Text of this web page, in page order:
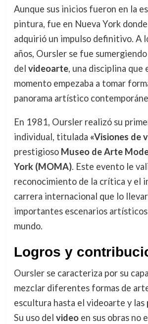
Aunque sus inicios fueron en la
pintura, fue en Nueva York
adquirió un impulso definitivo. A
años, Oursler se fue
del videoarte, una disciplina que
momento empezaba a tomar
panorama artístico
En 1981, Oursler realizó su
individual, titulada «Visiones de
prestigioso Museo de Arte
York (MOMA). Este evento le
reconocimiento de la crítica y el
carrera internacional que lo
importantes escenarios
mundo.
Logros y
Oursler se caracteriza por su
mezclar diferentes formas de
escultura hasta el videoarte y las
Su uso del videoen sus obras no